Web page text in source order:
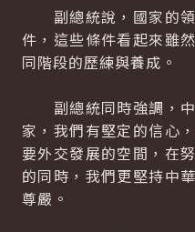
副總統說，國家的領
件，這些條件看起來雖
同階段的歷練與養成。
副總統同時強調，中
家，我們有堅定的信心
要外交發展的空間，在
的同時，我們更堅持中
尊嚴。